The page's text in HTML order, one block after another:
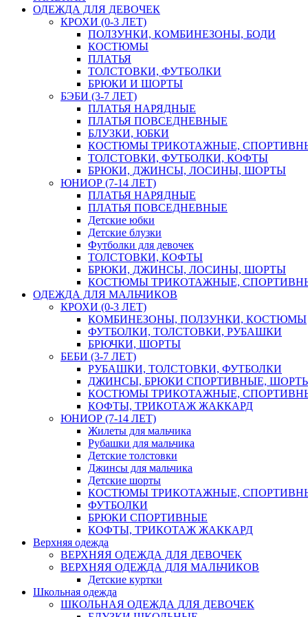
ОДЕЖДА ДЛЯ ДЕВОЧЕК
КРОХИ (0-3 ЛЕТ)
ПОЛЗУНКИ, КОМБИНЕЗОНЫ, БОДИ
КОСТЮМЫ
ПЛАТЬЯ
ТОЛСТОВКИ, ФУТБОЛКИ
БРЮКИ И ШОРТЫ
БЭБИ (3-7 ЛЕТ)
ПЛАТЬЯ НАРЯДНЫЕ
ПЛАТЬЯ ПОВСЕДНЕВНЫЕ
БЛУЗКИ, ЮБКИ
КОСТЮМЫ ТРИКОТАЖНЫЕ,
ТОЛСТОВКИ, ФУТБОЛКИ, КОФТЫ
БРЮКИ, ДЖИНСЫ, ЛОСИНЫ, ШОРТЫ
ЮНИОР (7-14 ЛЕТ)
ПЛАТЬЯ НАРЯДНЫЕ
ПЛАТЬЯ ПОВСЕДНЕВНЫЕ
Детские юбки
Детские блузки
Футболки для девочек
ТОЛСТОВКИ, КОФТЫ
БРЮКИ, ДЖИНСЫ, ЛОСИНЫ, ШОРТЫ
КОСТЮМЫ ТРИКОТАЖНЫЕ,
ОДЕЖДА ДЛЯ МАЛЬЧИКОВ
КРОХИ (0-3 ЛЕТ)
КОМБИНЕЗОНЫ, ПОЛЗУНКИ, КОСТЮМЫ
ФУТБОЛКИ, ТОЛСТОВКИ, РУБАШКИ
БРЮЧКИ, ШОРТЫ
БЕБИ (3-7 ЛЕТ)
РУБАШКИ, ТОЛСТОВКИ, ФУТБОЛКИ
ДЖИНСЫ, БРЮКИ СПОРТИВНЫЕ,
КОСТЮМЫ ТРИКОТАЖНЫЕ,
КОФТЫ, ТРИКОТАЖ ЖАККАРД
ЮНИОР (7-14 ЛЕТ)
Жилеты для мальчика
Рубашки для мальчика
Детские толстовки
Джинсы для мальчика
Детские шорты
КОСТЮМЫ ТРИКОТАЖНЫЕ,
ФУТБОЛКИ
БРЮКИ СПОРТИВНЫЕ
КОФТЫ, ТРИКОТАЖ ЖАККАРД
Верхняя одежда
ВЕРХНЯЯ ОДЕЖДА ДЛЯ ДЕВОЧЕК
ВЕРХНЯЯ ОДЕЖДА ДЛЯ МАЛЬЧИКОВ
Детские куртки
Школьная одежда
ШКОЛЬНАЯ ОДЕЖДА ДЛЯ ДЕВОЧЕК